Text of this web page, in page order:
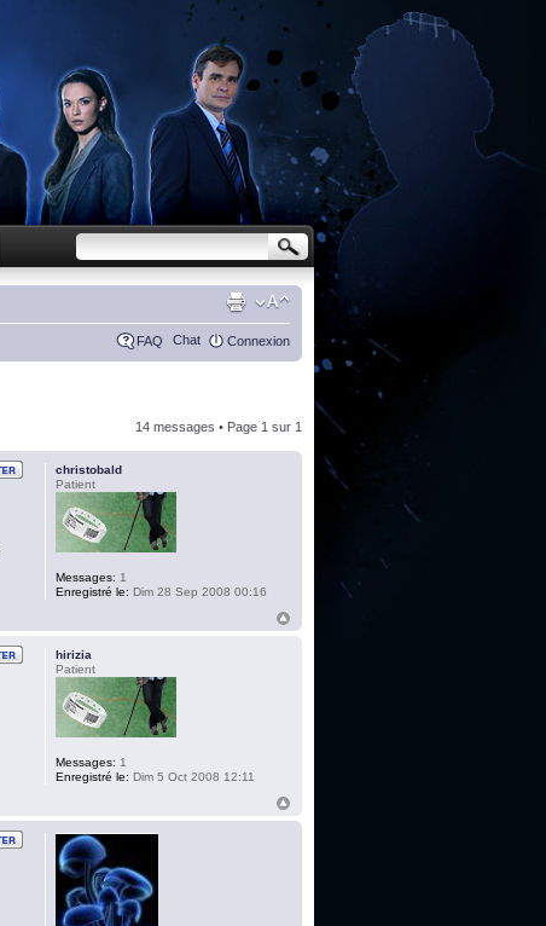
FAQ Chat Connexion
14 messages • Page 1 sur 1
christobald
Patient
Messages: 1
Enregistré le: Dim 28 Sep 2008 00:16
hirizia
Patient
Messages: 1
Enregistré le: Dim 5 Oct 2008 12:11